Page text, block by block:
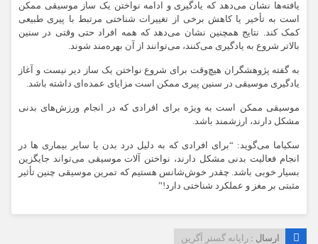
یافته‌ها نشان می‌دهد که یادگیری و ادامه نواختن یک ساز موسیقی ممکن
است به تأخیر یا کاهش برخی از تغییرات شناختی مرتبط با پیری طبیعی
کمک کند. نتایج همچنین نشان می‌دهد که همه افراد حتی وقتی در سنین
بالاتر شروع به یادگیری می‌کنند، می‌توانند از آن بهره‌مند شوند.
به گفته پژوهشگران هیچ‌وقت برای شروع نواختن یک ساز دیر نیست و آغاز
یادگیری موسیقی در سنین پیری ممکن است مزایای عمده‌ای داشته باشد.
موسیقی ممکن است به ویژه برای افرادی که در انجام ورزش‌های بدنی
مشکل دارند، ارزشمند باشد.
سکیاما می‌گوید: “برای افرادی که به دلیل درد بدن یا سایر بیماری ها در
انجام فعالیت بدنی مشکل دارند، نواختن آلات موسیقی می‌تواند جایگزین
بسیار خوبی باشد. چقدر خوش‌شانس هستیم که تمرین موسیقی چنین تأثیر
مثبتی بر مغز و عملکرد شناختی دارد!”
ارسال : رایانه گستر آگرین